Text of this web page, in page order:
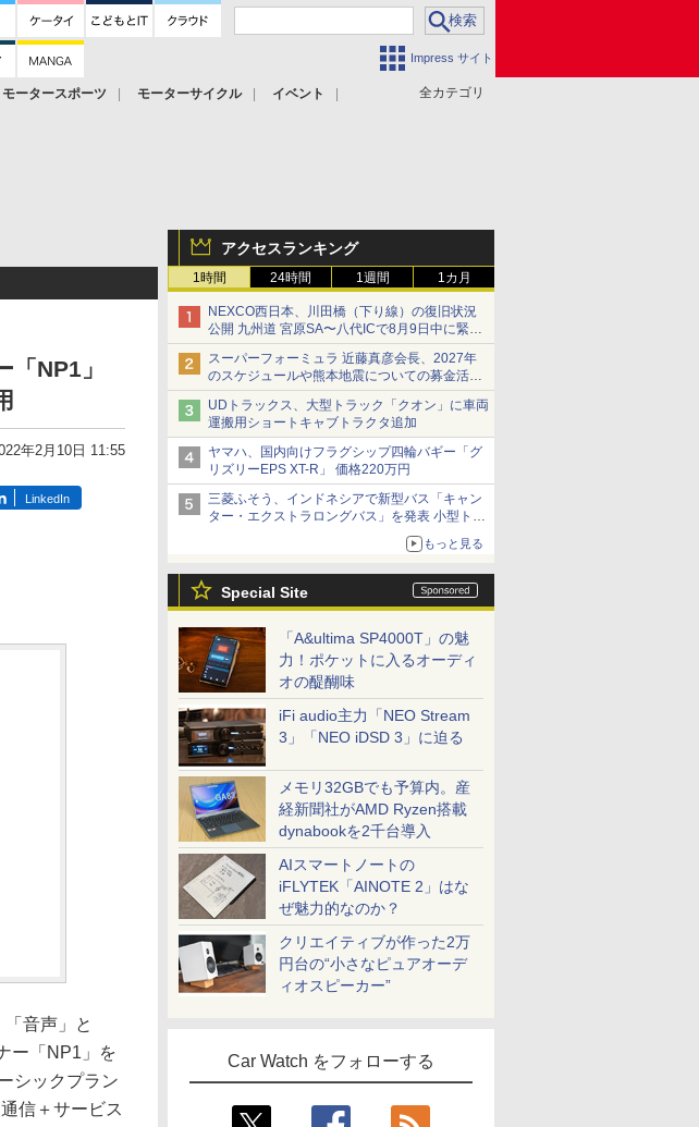
Impress サイト
全カテゴリ
モータースポーツ モーターサイクル
イベント
アクセスランキング
1時間 24時間 1週間 1カ月
NEXCO西日本、川田橋（下り線）の復旧状況
公開 九州道 宮原SA〜八代ICで8月9日中に緊急
車両を通行可能に
スーパーフォーミュラ 近藤真彦会長、2027年
のスケジュールや熊本地震についての募金活動
を紹介
UDトラックス、大型トラック「クオン」に車両
運搬用ショートキャブトラクタ追加
ヤマハ、国内向けフラグシップ四輪バギー「グ
リズリーEPS XT-R」 価格220万円
三菱ふそう、インドネシアで新型バス「キャン
ター・エクストラロングバス」を発表 小型トラ
ックベースの観光・旅客輸送向けバス
もっと見る
Special Site
「A&ultima SP4000T」の魅
力！ポケットに入るオーディ
オの醍醐味
iFi audio主力「NEO Stream
3」「NEO iDSD 3」に迫る
メモリ32GBでも予算内。産
経新聞社がAMD Ryzen搭載
dynabookを2千台導入
AIスマートノートの
iFLYTEK「AINOTE 2」はな
ぜ魅力的なのか？
クリエイティブが作った2万
円台の“小さなピュアオーデ
ィオスピーカー”
Car Watch をフォローする
NP1」
年2月10日 11:55
LinkedIn
音声」と
ー「NP1」を
シックプラン
信＋サービス